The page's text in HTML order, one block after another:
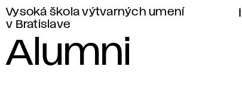
Vysoká škola výtvarných umení
v Bratislave
Alumni